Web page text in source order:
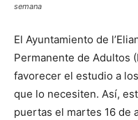
semana
El Ayuntamiento de
Permanente de Adultos
favorecer el estudio a
que lo necesiten. Así,
puertas el martes 16 de